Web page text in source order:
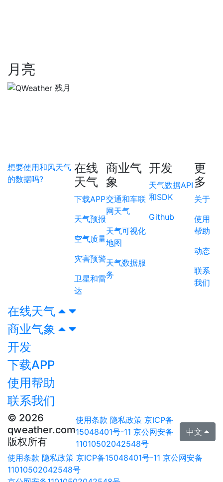
月亮
残月
想要使用和风天气
的数据吗?
在线
天气
下载APP
天气预报
空气质量
灾害预警
卫星和雷
达
商业气
象
交通和车联
网天气
天气可视化
地图
天气数据服
务
开发
天气数据API
和SDK
Github
更
多
关于
使用
帮助
动态
联系
我们
在线天气
商业气象
开发
下载APP
使用帮助
联系我们
© 2026
qweather.com
版权所有
使用条款 隐私政策 京ICP备
15048401号-11 京公网安备
11010502042548号
中文
使用条款 隐私政策 京ICP备15048401号-11 京公网安备
11010502042548号